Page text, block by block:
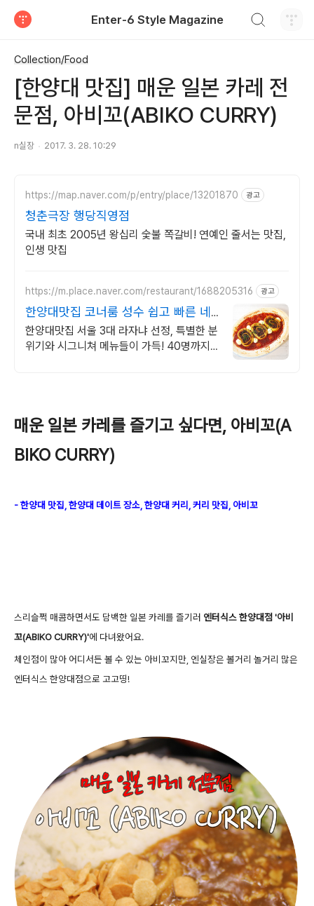
Enter-6 Style Magazine
Collection/Food
[한양대 맛집] 매운 일본 카레 전
문점, 아비꼬(ABIKO CURRY)
n실장 2017. 3. 28. 10:29
https://map.naver.com/p/entry/place/13201870 광고
청춘극장 행당직영점
국내 최초 2005년 왕십리 숯불 쪽갈비! 연예인 줄서는 맛집,
인생 맛집
https://m.place.naver.com/restaurant/1688205316 광고
한양대맛집 코너룸 성수 쉽고 빠른 네
이버 예약
한양대맛집 서울 3대 라자냐 선정, 특별한 분
위기와 시그니쳐 메뉴들이 가득! 40명까지
매운 일본 카레를 즐기고 싶다면, 아비꼬(A
BIKO CURRY)
- 한양대 맛집, 한양대 데이트 장소, 한양대 커리, 커리 맛집, 아비꼬
스리슬쩍 매콤하면서도 담백한 일본 카레를 즐기러 엔터식스 한양대점 '아비
꼬(ABIKO CURRY)'에 다녀왔어요.
체인점이 많아 어디서든 볼 수 있는 아비꼬지만, 엔실장은 볼거리 놀거리 많은
엔터식스 한양대점으로 고고띵!